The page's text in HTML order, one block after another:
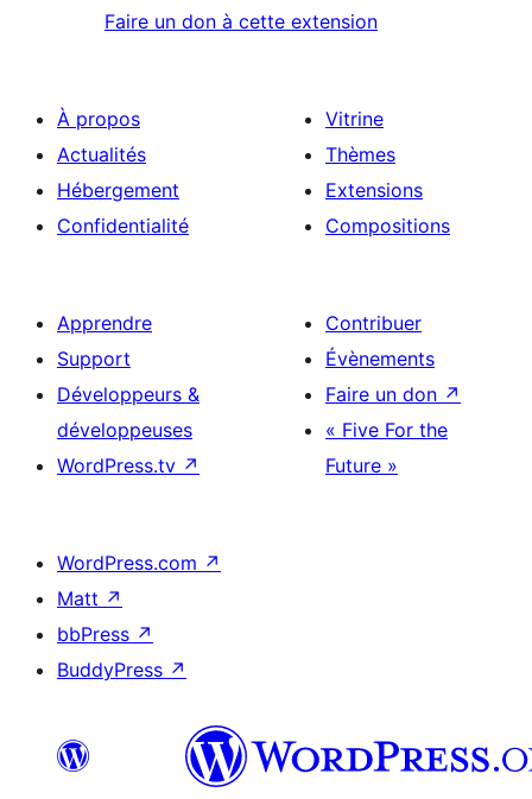
Faire un don à cette extension
À propos
Actualités
Hébergement
Confidentialité
Vitrine
Thèmes
Extensions
Compositions
Apprendre
Support
Développeurs &
développeuses
WordPress.tv ↗
Contribuer
Évènements
Faire un don ↗
« Five For the
Future »
WordPress.com ↗
Matt ↗
bbPress ↗
BuddyPress ↗